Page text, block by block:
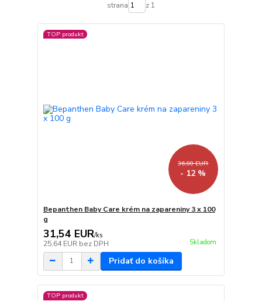
strana z 1
TOP produkt
36,00 EUR
- 12 %
Bepanthen Baby Care krém na zapareniny 3 x 100
g
31,54 EUR/ks
25,64 EUR bez DPH Skladom
Pridať do košíka
TOP produkt